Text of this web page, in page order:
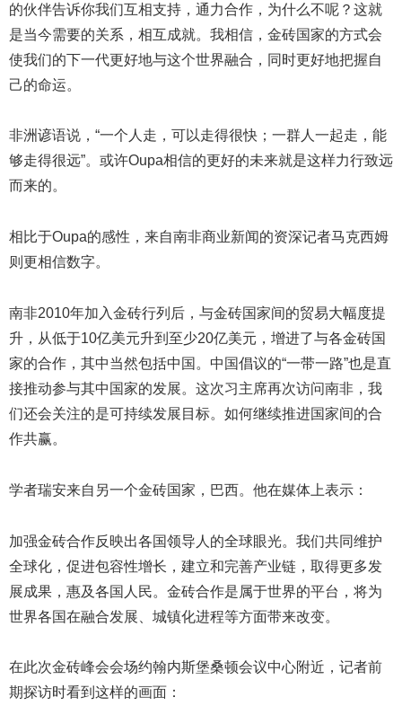
的伙伴告诉你我们互相支持，通力合作，为什么不呢？这就
是当今需要的关系，相互成就。我相信，金砖国家的方式会
使我们的下一代更好地与这个世界融合，同时更好地把握自
己的命运。
非洲谚语说，“一个人走，可以走得很快；一群人一起走，能
够走得很远”。或许Oupa相信的更好的未来就是这样力行致远
而来的。
相比于Oupa的感性，来自南非商业新闻的资深记者马克西姆
则更相信数字。
南非2010年加入金砖行列后，与金砖国家间的贸易大幅度提
升，从低于10亿美元升到至少20亿美元，增进了与各金砖国
家的合作，其中当然包括中国。中国倡议的“一带一路”也是直
接推动参与其中国家的发展。这次习主席再次访问南非，我
们还会关注的是可持续发展目标。如何继续推进国家间的合
作共赢。
学者瑞安来自另一个金砖国家，巴西。他在媒体上表示：
加强金砖合作反映出各国领导人的全球眼光。我们共同维护
全球化，促进包容性增长，建立和完善产业链，取得更多发
展成果，惠及各国人民。金砖合作是属于世界的平台，将为
世界各国在融合发展、城镇化进程等方面带来改变。
在此次金砖峰会会场约翰内斯堡桑顿会议中心附近，记者前
期探访时看到这样的画面：